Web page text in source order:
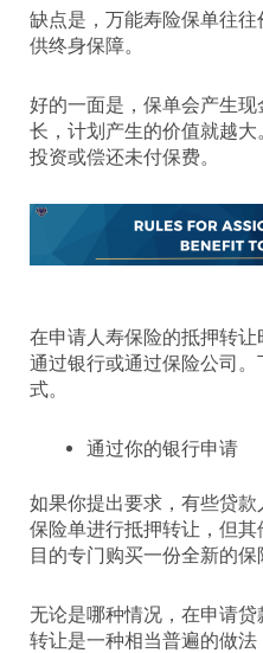
缺点是，万能寿险保单往
供终身保障。
好的一面是，保单会产生
长，计划产生的价值就越
投资或偿还未付保费。
在申请人寿保险的抵押转让
通过银行或通过保险公司
式。
通过你的银行申请
如果你提出要求，有些贷
保险单进行抵押转让，但
目的专门购买一份全新的保
无论是哪种情况，在申请
转让是一种相当普遍的做